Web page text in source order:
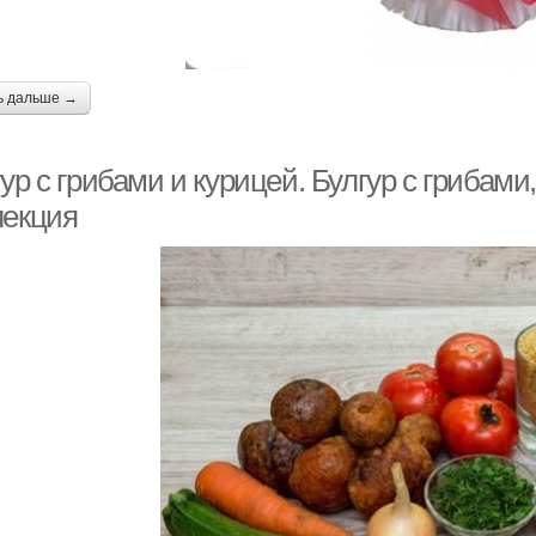
дальше →
с грибами и курицей. Булгур с